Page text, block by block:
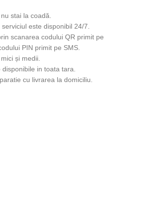
stai la coadă.
este disponibil 24/7.
scanarea codului QR primit pe
PIN primit pe SMS.
și medii.
in toata tara.
cu livrarea la domiciliu.